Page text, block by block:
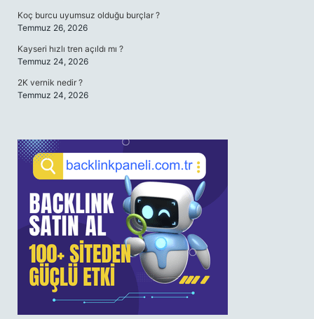
Koç burcu uyumsuz olduğu burçlar ?
Temmuz 26, 2026
Kayseri hızlı tren açıldı mı ?
Temmuz 24, 2026
2K vernik nedir ?
Temmuz 24, 2026